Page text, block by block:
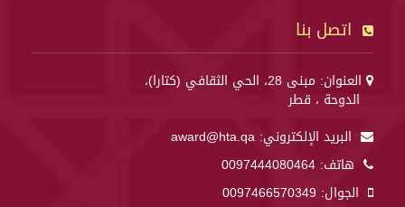
اتصل بنا
العنوان: مبنى 28، الحي الثقافي (كتارا)،
الدوحة ، قطر
البريد الإلكتروني: award@hta.qa
هاتف: 0097444080464
الجوال: 0097466570349